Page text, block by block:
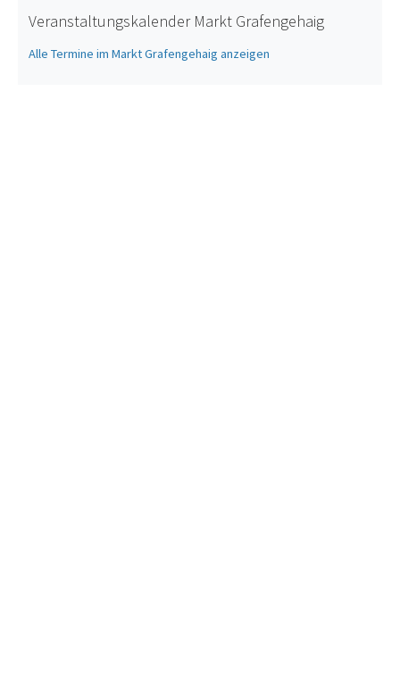
Veranstaltungskalender Markt Grafengehaig
Alle Termine im Markt Grafengehaig anzeigen